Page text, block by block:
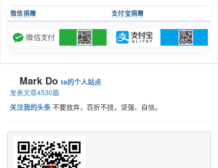
微信捐赠 支付宝捐赠
Mark Do ta的个人站点
发表文章4530篇
关注我的头条 不要放弃，百折不挠，坚强、自信。